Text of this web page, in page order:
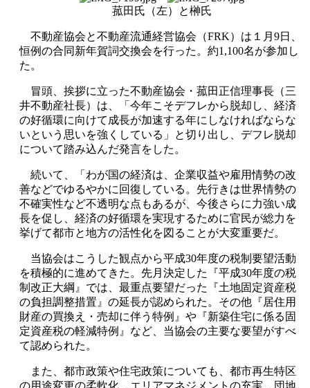
菰田氏（左）と榊氏
不動産協会と不動産流通経営協会（FRK）は１月9日、
恒例の合同新年賀詞交換会を行った。約1,100名が参加し
た。
冒頭、挨拶に立った不動産協会・菰田正信理事長（三
井不動産社長）は、「今年こそデフレから脱却し、経済
の好循環に向けて成長が加速する年にしなければならな
いという思いを強くしている」と切り出し、デフレ脱却
について踏み込んだ発言をした。
続いて、「わが国の経済は、企業収益や雇用情勢の改
善などでゆるやかに回復している。先行きは世界情勢の
不確実性など不透明な点もあるが、今後さらに力強い成
長を促し、経済の好循環を実現するために官民が総力を
挙げて都市と地方の活性化を図ることが大変重要だ。
当協会はこうした観点から平成30年度の税制要望活動
を積極的に進めてきた。先月決定した『平成30年度の税
制改正大綱』では、最重点要望だった『土地固定資産税
の負担調整措置』の延長が認められた。その他『居住用
財産の買換え・売却に伴う特例』や『新築住宅に係る固
定資産税の軽減特例』など、当協会の主要な要望がすべ
て認められた。
また、都市政策や住宅政策についても、都市再生特区
の用途変更の柔軟化、エリアマネジメントの充実、団地